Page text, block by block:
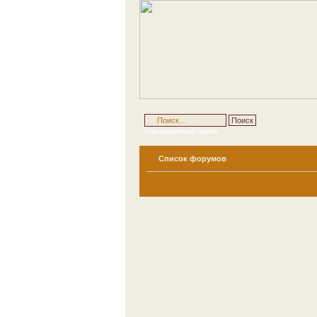
Расширенный поиск
Список форумов